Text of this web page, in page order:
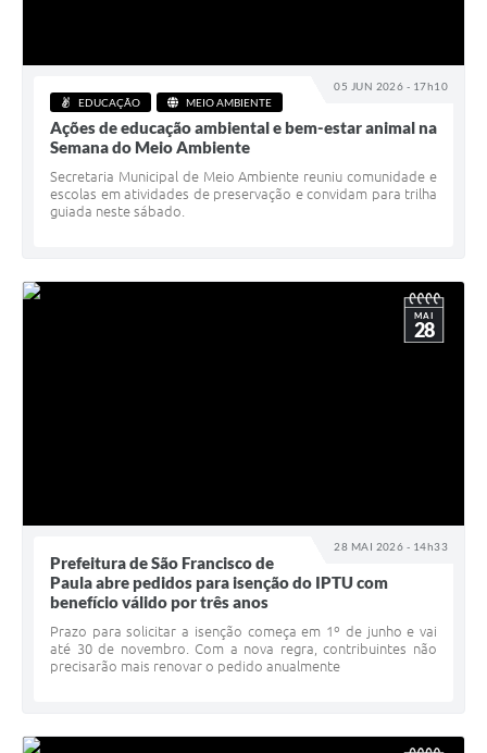
05 JUN 2026 - 17h10
EDUCAÇÃO MEIO AMBIENTE
Ações de educação ambiental e bem-estar animal na
Semana do Meio Ambiente
Secretaria Municipal de Meio Ambiente reuniu comunidade e
escolas em atividades de preservação e convidam para trilha
guiada neste sábado.
28 MAI 2026 - 14h33
MAI
28
Prefeitura de São Francisco de
Paula abre pedidos para isenção do IPTU com
benefício válido por três anos
Prazo para solicitar a isenção começa em 1º de junho e vai
até 30 de novembro. Com a nova regra, contribuintes não
precisarão mais renovar o pedido anualmente